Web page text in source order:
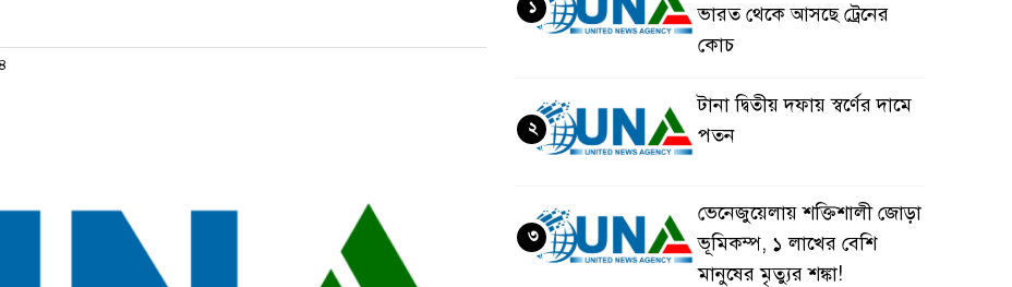
ভারত থেকে আসছে ট্রেনের
কোচ
১
টানা দ্বিতীয় দফায় স্বর্ণের দামে
পতন
২
ভেনেজুয়েলায় শক্তিশালী জোড়া
ভূমিকম্প, ১ লাখের বেশি
মানুষের মৃত্যুর শঙ্কা!
৩